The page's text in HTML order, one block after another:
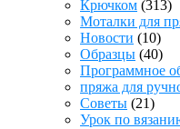
Крючком (313)
Моталки для
Новости (10)
Образцы (40)
Программное
пряжа для
Советы (21)
Урок по